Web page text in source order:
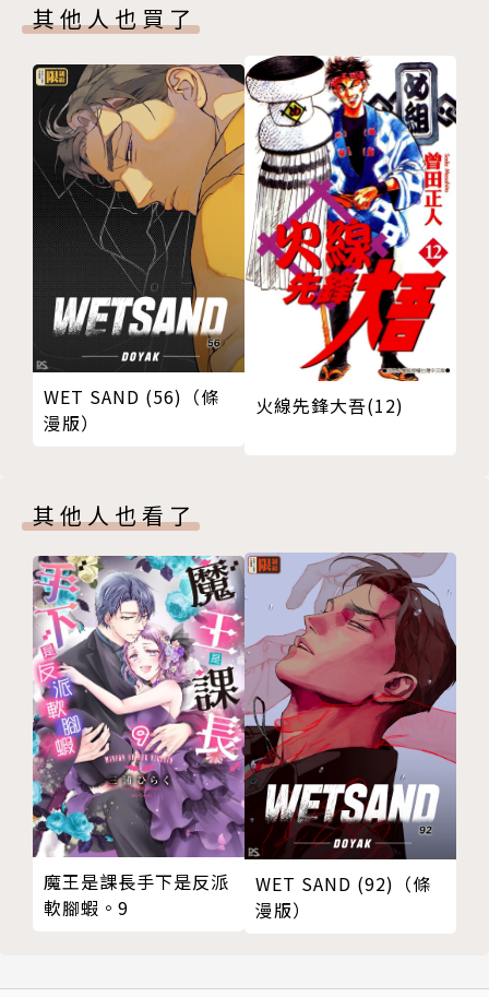
其他人也買了
WET SAND (56)（條
漫版）
火線先鋒大吾(12)
其他人也看了
魔王是課長手下是反派
軟腳蝦。9
WET SAND (92)（條
漫版）